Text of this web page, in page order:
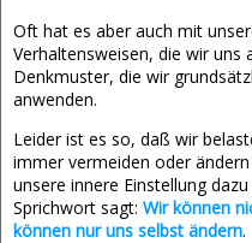
Oft hat es aber auch mit
Verhaltensweisen, die wir uns
Denkmuster, die wir
anwenden.
Leider ist es so, daß wir
immer vermeiden oder
unsere innere Einstellung
Sprichwort sagt: Wir können
können nur uns selbst ändern.